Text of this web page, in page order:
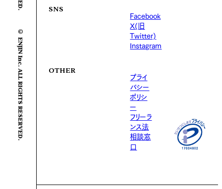
© ENJIN Inc. ALL RIGHTS RESERVED.
SNS
Facebook
X(旧
Twitter)
Instagram
OTHER
プライ
バシー
ポリシ
ー
フリーラ
ンス法
相談窓
口